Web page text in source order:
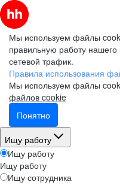
Мы используем файлы
правильную работу нашего
сетевой трафик.
Правила использования
Мы используем файлы
файлов cookie
Понятно
Ищу работу
Ищу работу
Ищу работу
Ищу сотрудника